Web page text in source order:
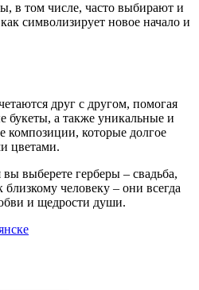
в том числе, часто выбирают и
символизирует новое начало и
друг с другом, помогая
букеты, а также уникальные и
композиции, которые долгое
цветами.
выберете герберы – свадьба,
человеку – они всегда
и щедрости души.